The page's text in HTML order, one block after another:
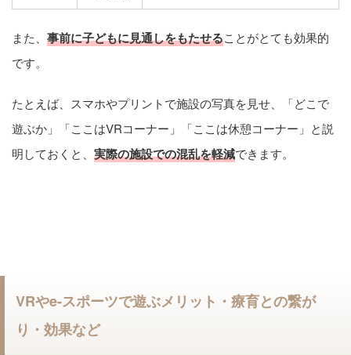
また、 事前に子どもに見通しをもたせることがとても効果的
です。
たとえば、スマホやプリントで施設の写真を見せ、「どこで
遊ぶか」「ここはVRコーナー」「ここは休憩コーナー」と説
明しておくと、 実際の施設での混乱を軽減できます。
VRやe-スポーツで遊ぶメリット・療育との繋が
り・効果など